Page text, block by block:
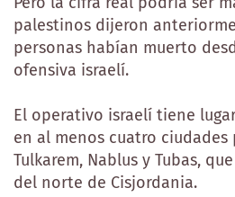
palestinos dijeron
personas habían muerto
ofensiva israelí.
El operativo israelí tiene
en al menos cuatro ciudades
Tulkarem, Nablus y Tubas,
del norte de Cisjordania.